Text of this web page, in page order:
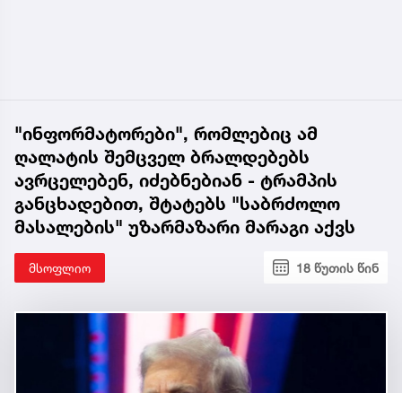
"ინფორმატორები", რომლებიც ამ
ღალატის შემცველ ბრალდებებს
ავრცელებენ, იძებნებიან - ტრამპის
განცხადებით, შტატებს "საბრძოლო
მასალების" უზარმაზარი მარაგი აქვს
მსოფლიო 18 წუთის წინ